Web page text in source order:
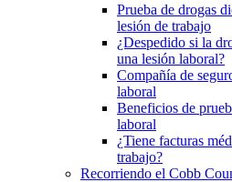
Prueba de drogas
lesión de trabajo
¿Despedido si la
una lesión laboral?
Compañía de
laboral
Beneficios de
laboral
¿Tiene facturas
trabajo?
Recorriendo el Cobb